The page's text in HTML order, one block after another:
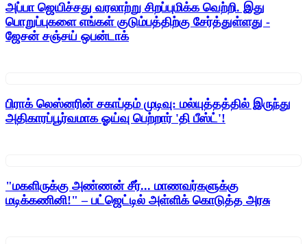
அப்பா ஜெயிச்சது வரலாற்று சிறப்புமிக்க வெற்றி. இது
பொறுப்புகளை எங்கள் குடும்பத்திற்கு சேர்த்துள்ளது -
ஜேசன் சஞ்சய் ஒபன்டாக்
பிராக் லெஸ்னரின் சகாப்தம் முடிவு: மல்யுத்தத்தில் இருந்து
அதிகாரப்பூர்வமாக ஓய்வு பெற்றார் 'தி பீஸ்ட்'!
"மகளிருக்கு அண்ணன் சீர்... மாணவர்களுக்கு
மடிக்கணினி!" – பட்ஜெட்டில் அள்ளிக் கொடுத்த அரசு